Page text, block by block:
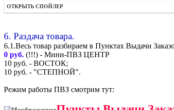
ОТКРЫТЬ СПОЙЛЕР
6. Раздача товара.
6.1.Весь товар разбираем в Пунктах Выдачи
0 руб. (!!!) - Мини-ПВЗ ЦЕНТР
10 руб. - ВОСТОК;
10 руб. - "СТЕПНОЙ".
Режим работы ПВЗ смотрим тут: